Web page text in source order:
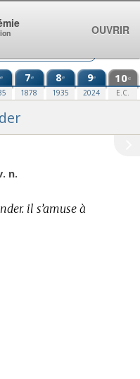
e 7e
1878
8e
1935
9e
2024
10e
E.C.
n.
il s’amuse à
OUVRIR